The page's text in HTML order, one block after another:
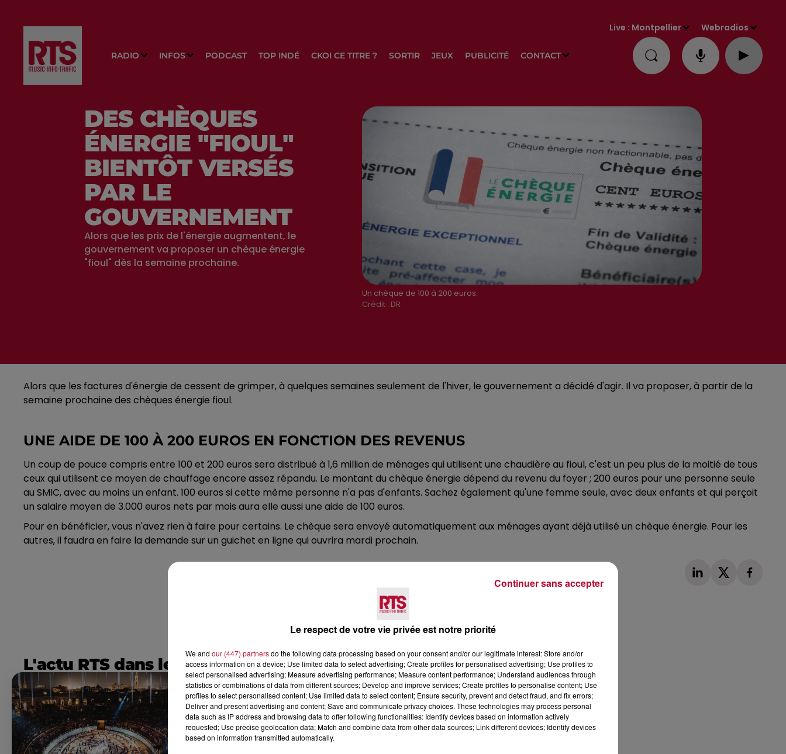
RADIO INFOS PODCAST TOP INDÉ CKOI CE TITRE ? SORTIR JEUX PUBLICITÉ CONTACT
Live : Montpellier Webradios
Un chèque de 100 à 200 euros.
Crédit : DR
DES CHÈQUES
ÉNERGIE "FIOUL"
BIENTÔT VERSÉS
PAR LE
GOUVERNEMENT
Alors que les prix de l'énergie augmentent, le
gouvernement va proposer un chèque énergie
"fioul" dès la semaine prochaine.
Alors que les factures d'énergie de cessent de grimper, à quelques semaines seulement de l'hiver, le gouvernement a décidé d'agir. Il va proposer, à partir de la
semaine prochaine des chèques énergie fioul.
UNE AIDE DE 100 À 200 EUROS EN FONCTION DES REVENUS
Un coup de pouce compris entre 100 et 200 euros sera distribué à 1,6 million de ménages qui utilisent une chaudière au fioul, c'est un peu plus de la moitié de tous
ceux qui utilisent ce moyen de chauffage encore assez répandu. Le montant du chèque énergie dépend du revenu du foyer ; 200 euros pour une personne seule
au SMIC, avec au moins un enfant. 100 euros si cette même personne n'a pas d'enfants. Sachez également qu'une femme seule, avec deux enfants et qui perçoit
un salaire moyen de 3.000 euros nets par mois aura elle aussi une aide de 100 euros.
Pour en bénéficier, vous n'avez rien à faire pour certains. Le chèque sera envoyé automatiquement aux ménages ayant déjà utilisé un chèque énergie. Pour les
autres, il faudra en faire la demande sur un guichet en ligne qui ouvrira mardi prochain.
L'actu RTS dans le Sud Voir plus
Le respect de votre vie privée est notre priorité
We and our (447) partnersdo the following data processing based on your consent and/or our legitimate interest: Store and/or
access information on a device; Use limited data to select advertising; Create profiles for personalised advertising; Use profiles to
select personalised advertising; Measure advertising performance; Measure content performance; Understand audiences through
statistics or combinations of data from different sources; Develop and improve services; Create profiles to personalise content; Use
profiles to select personalised content; Use limited data to select content; Ensure security, prevent and detect fraud, and fix errors;
Deliver and present advertising and content; Save and communicate privacy choices. These technologies may process personal
data such as IP address and browsing data to offer following functionalities: Identify devices based on information actively
requested; Use precise geolocation data; Match and combine data from other data sources; Link different devices; Identify devices
based on information transmitted automatically.
Continuer sans accepter